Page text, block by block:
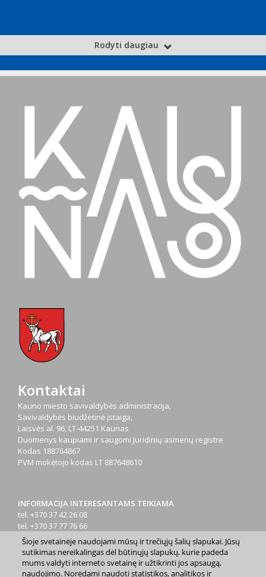
Rodyti daugiau
Kontaktai
Kauno miesto savivaldybės administracija,
Savivaldybės biudžetinė įstaiga,
Laisvės al. 96, LT-44251 Kaunas
Duomenys kaupiami ir saugomi Juridinių asmenų registre
Kodas 188764867
PVM mokėtojo kodas LT 887648610
INFORMACIJA INTERESANTAMS TEIKIAMA
tel. +370 37 42 26 08
tel. +370 37 77 76 66
tel. +370 660 07000
el. p.info@kaunas.lt
Šioje svetainėje naudojami mūsų ir trečiųjų šalių slapukai. Jūsų
sutikimas nereikalingas dėl būtinųjų slapukų, kurie padeda
mums valdyti interneto svetainę ir užtikrinti jos apsaugą,
naudojimo. Norėdami naudoti statistikos, analitikos ir